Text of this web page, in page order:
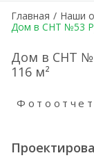
Главная / Наши
Дом в СНТ №53
Дом в СНТ
116 м²